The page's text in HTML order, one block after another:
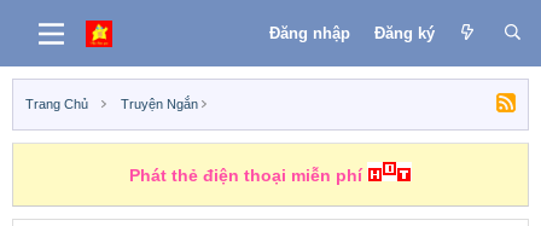
Đăng nhập Đăng ký
Trang Chủ Truyện Ngắn
Phát thẻ điện thoại miễn phí